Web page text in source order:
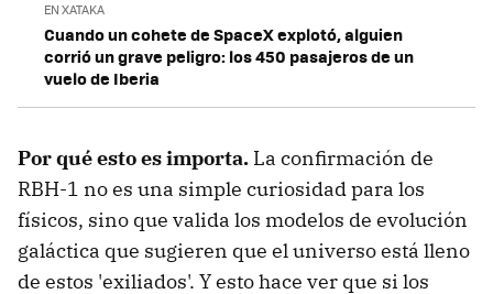
EN XATAKA
Cuando un cohete de SpaceX explotó, alguien
corrió un grave peligro: los 450 pasajeros de un
vuelo de Iberia
Por qué esto es importa. La confirmación de
RBH-1 no es una simple curiosidad para los
físicos, sino que valida los modelos de evolución
galáctica que sugieren que el universo está lleno
de estos 'exiliados'. Y esto hace ver que si los